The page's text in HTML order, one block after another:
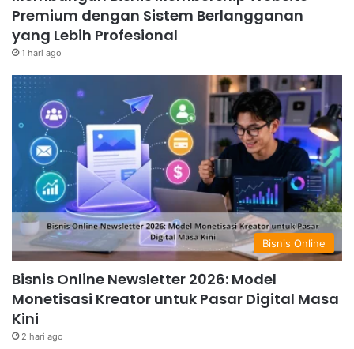
Premium dengan Sistem Berlangganan
yang Lebih Profesional
1 hari ago
Bisnis Online
Bisnis Online Newsletter 2026: Model
Monetisasi Kreator untuk Pasar Digital Masa
Kini
2 hari ago